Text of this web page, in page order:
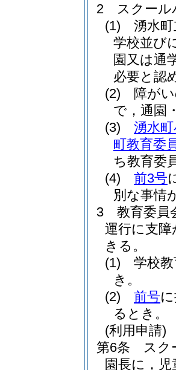
2
スクー
(1)
湧水
学校並び
園又は通
必要と認
(2)
障が
で，通園
(3)
湧水
町教育委
ち教育委
(4)
前3号
別な事情
3
教育委員
運行に支
きる。
(1)
学校
き。
(2)
前号
るとき。
(利用申請)
第6条
スク
園長に，